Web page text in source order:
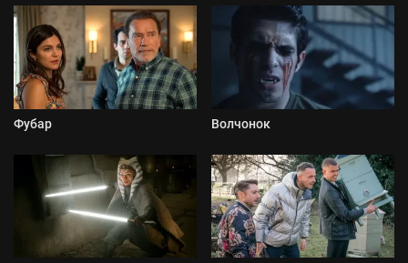
Фубар Волчонок